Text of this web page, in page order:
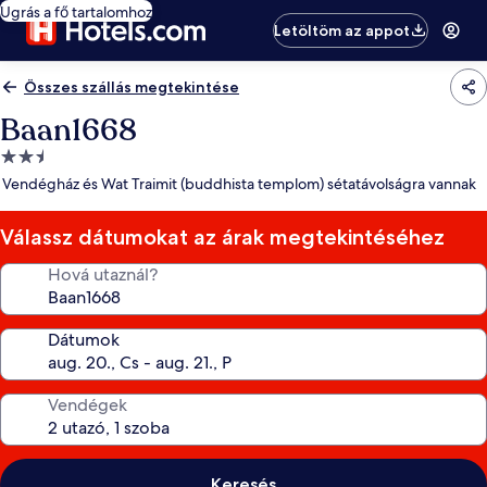
Ugrás a fő tartalomhoz
Letöltöm az appot
Összes szállás megtekintése
Baan1668
2.5
csillagos
Vendégház és Wat Traimit (buddhista templom) sétatávolságra vannak
Válassz dátumokat az árak megtekintéséhez
Hová utaznál?
Dátumok
Vendégek